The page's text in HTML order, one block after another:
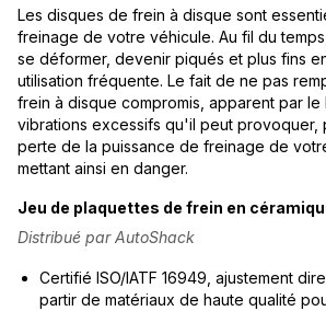
Les disques de frein à disque sont
freinage de votre véhicule. Au fil du
se déformer, devenir piqués et plus fins
utilisation fréquente. Le fait de ne pas
frein à disque compromis, apparent par le
vibrations excessifs qu'il peut provoquer,
perte de la puissance de freinage de
mettant ainsi en danger.
Jeu de plaquettes de frein en
Distribué par AutoShack
Certifié ISO/IATF 16949, ajustement
partir de matériaux de haute qualité